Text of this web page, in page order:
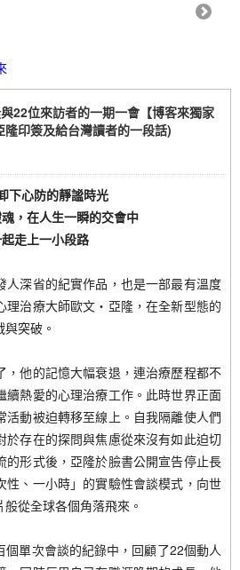
22位來訪者的一期一會【博客來獨家
印簽及給台灣讀者的一段話)
下心防的靜謐時光
，在人生一瞬的交會中
走上一小段路
深省的紀實作品，也是一部最有溫度
理治療大師歐文・亞隆，在全新型態的
突破。
他的記憶大幅衰退，連治療歷程都不
續熱愛的心理治療工作。此時世界正面
活動被迫轉移至線上。自我隔離使人們
於存在的探問與焦慮從來沒有如此迫切
的形式後，亞隆於臉書公開宣告停止長
性、一小時」的實驗性會談模式，向世
從全球各個角落飛來。
單次會談的紀錄中，回顧了22個動人